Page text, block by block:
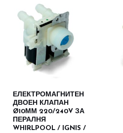
ЕЛЕКТРОМАГНИТЕН
ДВОЕН КЛАПАН
Ø10ММ 220/240V ЗА
ПЕРАЛНЯ
WHIRLPOOL / IGNIS /